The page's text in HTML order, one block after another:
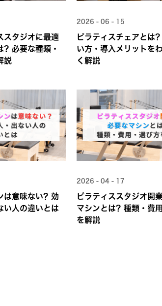
スタジオに最適
？必要な種類・
説
2026 - 06 - 15
ピラティスチェアとは
い方・導入メリットを
く解説
は意味ない？効
い人の違いとは
2026 - 04 - 17
ピラティススタジオ開
マシンとは？種類・費
を解説